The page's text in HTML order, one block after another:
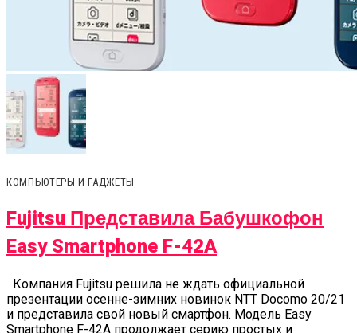
КОМПЬЮТЕРЫ И ГАДЖЕТЫ
Fujitsu Представила Бабушкофон
Easy Smartphone F-42A
Компания Fujitsu решила не ждать официальной
презентации осенне-зимних новинок NTT Docomo 20/21
и представила свой новый смартфон. Модель Easy
Smartphone F-42A продолжает серию простых и